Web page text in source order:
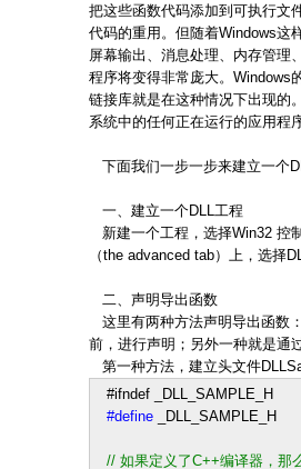
把这些函数代码添加到可执行文
代码的重用。但随着Windows这
屏幕输出、消息处理、内存管理
程序将变得非常庞大。Windows
链接库就是在这种情况下出现的
系统中的任何正在运行的应用程
下面我们一步一步来建立一个
一、建立一个DLL工程
新建一个工程，选择Win32 控
（the advanced tab）上，选择
二、声明导出函数
这里有两种方法声明导出函数
前，进行声明；另外一种就是通
第一种方法，建立头文件
#ifndef _DLL_SAMPLE_H
#define _DLL_SAMPLE_H
// 如果定义了C++编译器，那